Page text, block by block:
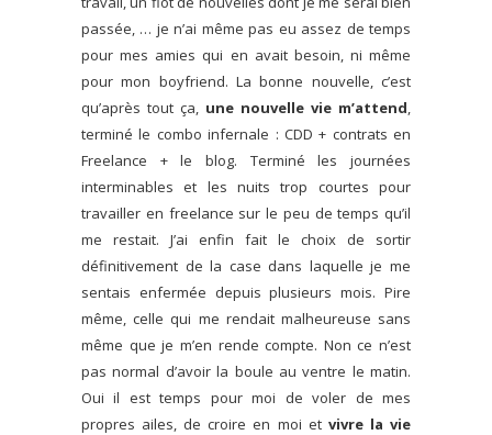
passée, … je n’ai même pas eu assez de temps
pour mes amies qui en avait besoin, ni même
pour mon boyfriend. La bonne nouvelle, c’est
qu’après tout ça, une nouvelle vie m’attend,
terminé le combo infernale : CDD + contrats en
Freelance + le blog. Terminé les journées
interminables et les nuits trop courtes pour
travailler en freelance sur le peu de temps qu’il
me restait. J’ai enfin fait le choix de sortir
définitivement de la case dans laquelle je me
sentais enfermée depuis plusieurs mois. Pire
même, celle qui me rendait malheureuse sans
même que je m’en rende compte. Non ce n’est
pas normal d’avoir la boule au ventre le matin.
Oui il est temps pour moi de voler de mes
propres ailes, de croire en moi et vivre la vie